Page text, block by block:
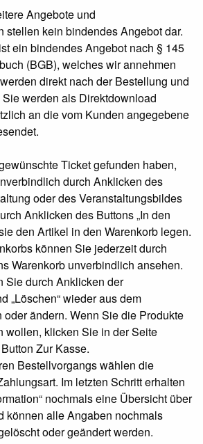
Angebote und
stellen kein bindendes Angebot dar.
ein bindendes Angebot nach § 145
(BGB), welches wir annehmen
direkt nach der Bestellung und
werden als Direktdownload
an die vom Kunden angegebene
Ticket gefunden haben,
durch Anklicken des
oder des Veranstaltungsbildes
Anklicken des Buttons „In den
den Artikel in den Warenkorb legen.
können Sie jederzeit durch
Warenkorb unverbindlich ansehen.
Sie durch Anklicken der
„Löschen“ wieder aus dem
oder ändern. Wenn Sie die Produkte
wollen, klicken Sie in der Seite
Zur Kasse.
Bestellvorgangs wählen die
Im letzten Schritt erhalten
nochmals eine Übersicht über
können alle Angaben nochmals
oder geändert werden.